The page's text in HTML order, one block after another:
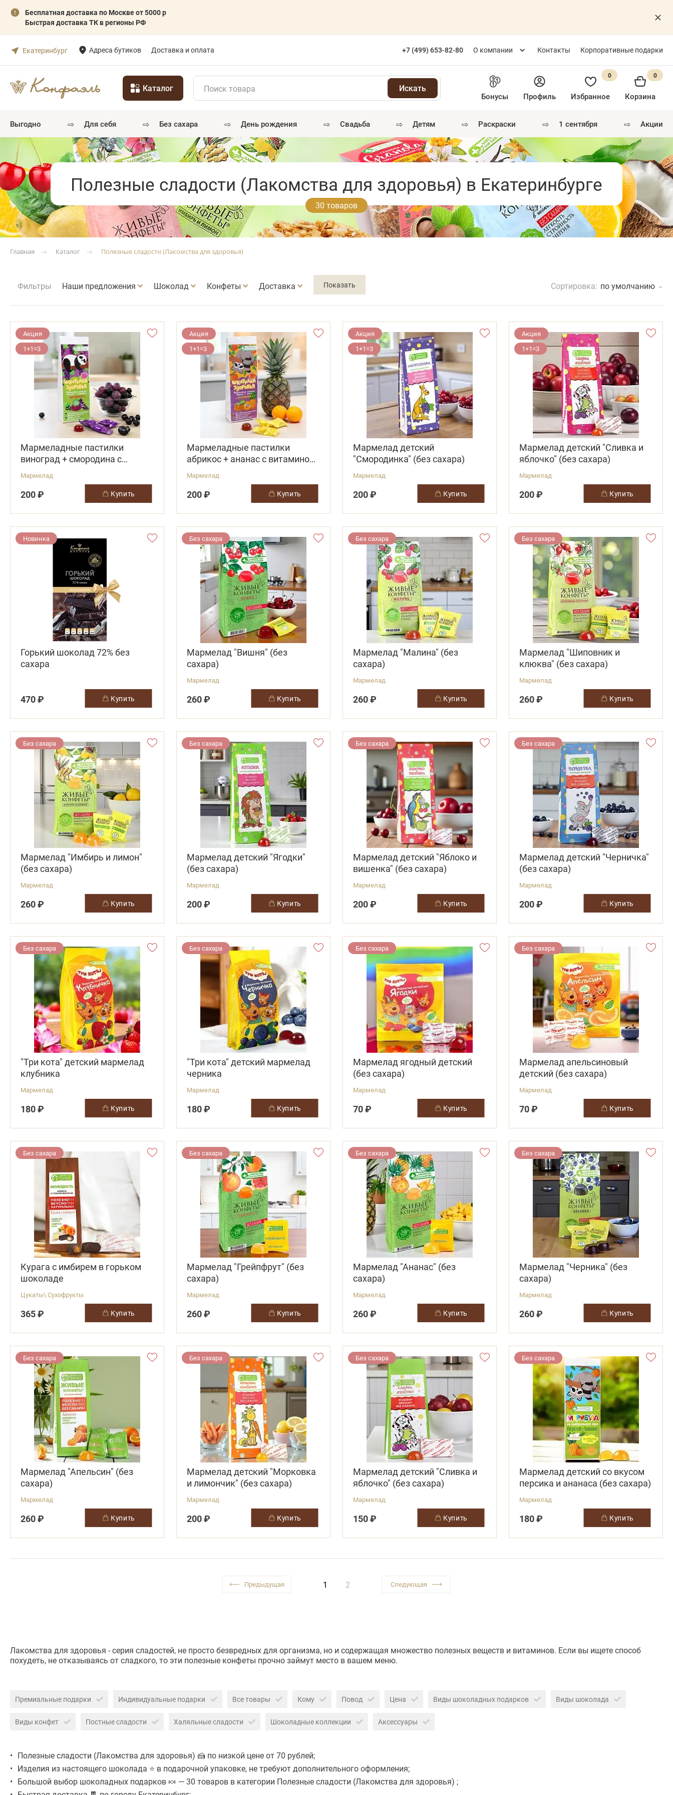
Бесплатная доставка по Москве от 5000 р
Быстрая доставка ТК в регионы РФ
Екатеринбург Адреса бутиков Доставка и оплата +7 (499) 653-82-80 О компании Контакты Корпоративные подарки
Каталог
Бонусы Профиль Избранное
0
Корзина
0
выгодно ⇨ для себя ⇨ без сахара ⇨ день рождения ⇨ свадьба ⇨ детям ⇨ раскраски ⇨ 1 сентября ⇨ акции
Полезные сладости (Лакомства для здоровья) в Екатеринбурге
30 товаров
Главная Каталог Полезные сладости (Лакомства для здоровья)
Фильтры Наши предложения Шоколад Конфеты Доставка Сортировка: по умолчанию
Акция
1+1=3
Мармеладные пастилки
виноград + смородина с
витамином С
Мармелад
200 ₽ купить
Акция
1+1=3
Мармеладные пастилки
абрикос + ананас с витамином
С
Мармелад
200 ₽ купить
Акция
1+1=3
Мармелад детский
"Смородинка" (без сахара)
Мармелад
200 ₽ купить
Акция
1+1=3
Мармелад детский "Сливка и
яблочко" (без сахара)
Мармелад
200 ₽ купить
Новинка
Горький шоколад 72% без
сахара
470 ₽ купить
Без сахара
Мармелад "Вишня" (без
сахара)
Мармелад
260 ₽ купить
Без сахара
Мармелад "Малина" (без
сахара)
Мармелад
260 ₽ купить
Без сахара
Мармелад "Шиповник и
клюква" (без сахара)
Мармелад
260 ₽ купить
Без сахара
Мармелад "Имбирь и лимон"
(без сахара)
Мармелад
260 ₽ купить
Без сахара
Мармелад детский "Ягодки"
(без сахара)
Мармелад
200 ₽ купить
Без сахара
Мармелад детский "Яблоко и
вишенка" (без сахара)
Мармелад
200 ₽ купить
Без сахара
Мармелад детский "Черничка"
(без сахара)
Мармелад
200 ₽ купить
Без сахара
"Три кота" детский мармелад
клубника
Мармелад
180 ₽ купить
Без сахара
"Три кота" детский мармелад
черника
Мармелад
180 ₽ купить
Без сахара
Мармелад ягодный детский
(без сахара)
Мармелад
70 ₽ купить
Без сахара
Мармелад апельсиновый
детский (без сахара)
Мармелад
70 ₽ купить
Без сахара
Курага с имбирем в горьком
шоколаде
Цукаты\ Сухофрукты
365 ₽ купить
Без сахара
Мармелад "Грейпфрут" (без
сахара)
Мармелад
260 ₽ купить
Без сахара
Мармелад "Ананас" (без
сахара)
Мармелад
260 ₽ купить
Без сахара
Мармелад "Черника" (без
сахара)
Мармелад
260 ₽ купить
Без сахара
Мармелад "Апельсин" (без
сахара)
Мармелад
260 ₽ купить
Без сахара
Мармелад детский "Морковка
и лимончик" (без сахара)
Мармелад
200 ₽ купить
Без сахара
Мармелад детский "Сливка и
яблочко" (без сахара)
Мармелад
150 ₽ купить
Без сахара
Мармелад детский со вкусом
персика и ананаса (без сахара)
Мармелад
180 ₽ купить
1 2
Лакомства для здоровья - серия сладостей, не просто безвредных для организма, но и содержащая множество полезных веществ и витаминов. Если вы ищете способ
похудеть, не отказываясь от сладкого, то эти полезные конфеты прочно займут место в вашем меню.
Премиальные подарки Индивидуальные подарки Все товары Кому Повод Цена Виды шоколадных подарков Виды шоколада
Виды конфет Постные сладости Халяльные сладости Шоколадные коллекции Аксессуары
Полезные сладости (Лакомства для здоровья) 🍰 по низкой цене от 70 рублей;
Изделия из настоящего шоколада ⭐ в подарочной упаковке, не требуют дополнительного оформления;
Большой выбор шоколадных подарков 🍬 — 30 товаров в категории Полезные сладости (Лакомства для здоровья) ;